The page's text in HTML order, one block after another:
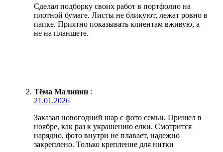
Сделал подборку своих работ в портфолио на
плотной бумаге. Листы не бликуют, лежат ровно в
папке. Приятно показывать клиентам вживую, а
не на планшете.
Тёма Малинин :
21.01.2026
Заказал новогодний шар с фото семьи. Пришел в
ноябре, как раз к украшению елки. Смотрится
нарядно, фото внутри не плавает, надежно
закреплено. Только крепление для нитки